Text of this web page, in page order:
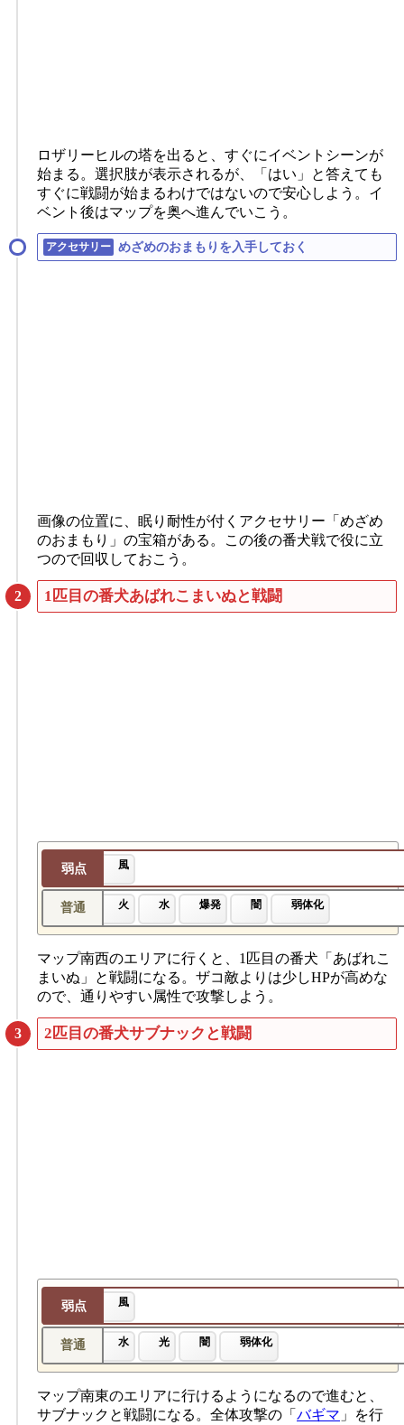
ロザリーヒルの塔を出ると、すぐにイベントシーンが
始まる。選択肢が表示されるが、「はい」と答えても
すぐに戦闘が始まるわけではないので安心しよう。イ
ベント後はマップを奥へ進んでいこう。
めざめのおまもりを入手しておく
画像の位置に、眠り耐性が付くアクセサリー「めざめ
のおまもり」の宝箱がある。この後の番犬戦で役に立
つので回収しておこう。
1匹目の番犬あばれこまいぬと戦闘
弱点 風
普通 火 水 爆発 闇 弱体化
マップ南西のエリアに行くと、1匹目の番犬「あばれこ
まいぬ」と戦闘になる。ザコ敵よりは少しHPが高めな
ので、通りやすい属性で攻撃しよう。
2匹目の番犬サブナックと戦闘
弱点 風
普通 水 光 闇 弱体化
マップ南東のエリアに行けるようになるので進むと、
サブナックと戦闘になる。全体攻撃の「 バギマ 」を行